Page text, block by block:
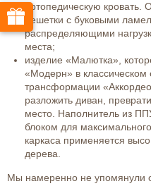
ортопедическую
решетки с буковыми
распределяющими
места;
изделие «Малютка»,
«Модерн» в
трансформации
разложить диван,
место. Наполнитель из
блоком для
каркаса применяется
дерева.
Мы намеренно не упомянули